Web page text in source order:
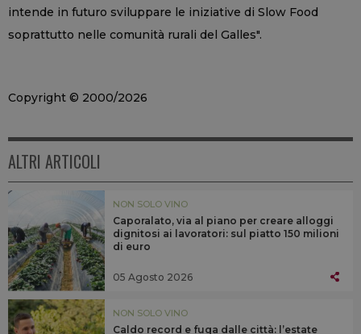
intende in futuro sviluppare le iniziative di Slow Food
soprattutto nelle comunità rurali del Galles".
Copyright © 2000/2026
ALTRI ARTICOLI
NON SOLO VINO
Caporalato, via al piano per creare alloggi
dignitosi ai lavoratori: sul piatto 150 milioni
di euro
05 Agosto 2026
NON SOLO VINO
Caldo record e fuga dalle città: l’estate